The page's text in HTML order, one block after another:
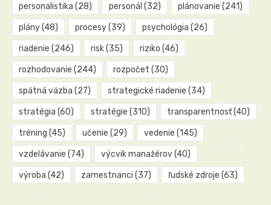
personalistika (28) personál (32) plánovanie (241)
plány(48) procesy(39) psychológia (26)
riadenie (246) risk(35) riziko (46)
rozhodovanie (244) rozpočet (30)
spätná väzba (27) strategické riadenie (34)
stratégia (60) stratégie (310) transparentnosť(40)
tréning (45) učenie (29) vedenie (145)
vzdelávanie (74) výcvik manažérov(40)
výroba (42) zamestnanci (37) ľudské zdroje (63)